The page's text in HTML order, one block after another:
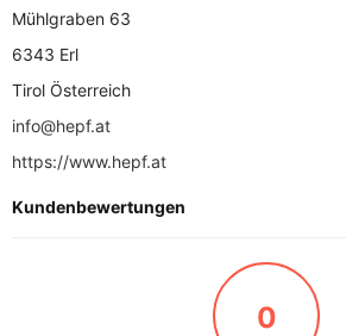
Mühlgraben 63
6343 Erl
Tirol Österreich
info@hepf.at
https://www.hepf.at
Kundenbewertungen
0